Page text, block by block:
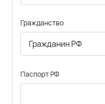
Гражданство
Паспорт РФ